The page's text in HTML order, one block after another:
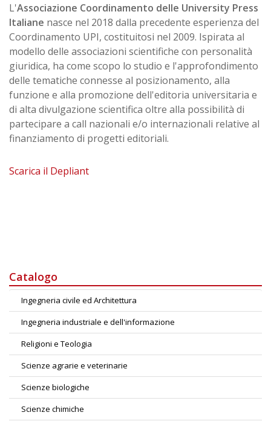
L'Associazione Coordinamento delle University Press
Italiane nasce nel 2018 dalla precedente esperienza del
Coordinamento UPI, costituitosi nel 2009. Ispirata al
modello delle associazioni scientifiche con personalità
giuridica, ha come scopo lo studio e l'approfondimento
delle tematiche connesse al posizionamento, alla
funzione e alla promozione dell'editoria universitaria e
di alta divulgazione scientifica oltre alla possibilità di
partecipare a call nazionali e/o internazionali relative al
finanziamento di progetti editoriali.
Scarica il Depliant
Catalogo
Ingegneria civile ed Architettura
Ingegneria industriale e dell'informazione
Religioni e Teologia
Scienze agrarie e veterinarie
Scienze biologiche
Scienze chimiche